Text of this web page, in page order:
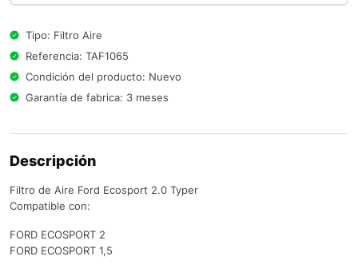
Tipo: Filtro Aire
Referencia: TAF1065
Condición del producto: Nuevo
Garantía de fabrica: 3 meses
Descripción
Filtro de Aire Ford Ecosport 2.0 Typer
Compatible con:
FORD ECOSPORT 2
FORD ECOSPORT 1,5